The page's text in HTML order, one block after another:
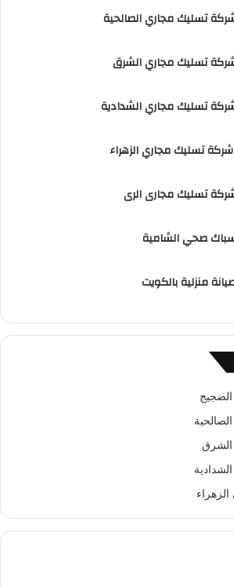
تسليك مجاري الصالحية
تسليك مجاري الشرق
تسليك مجاري الشدادية
شركة تسليك مجاري الزهراء
تسليك مجارى الرى
صحي الشامية
منزلية بالكويت